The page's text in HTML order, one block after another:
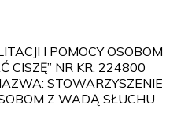
I POMOCY OSOBOM
CISZĘ” NR KR: 224800
STOWARZYSZENIE
Z WADĄ SŁUCHU